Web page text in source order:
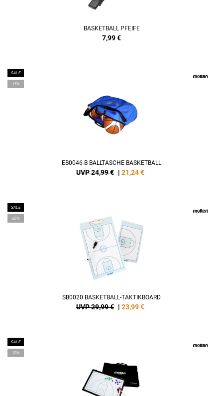
BASKETBALL PFEIFE
7,99€
SALE
-15%
EB0046-B BALLTASCHE BASKETBALL
UVP 24,99 € | 21,24€
SALE
-20%
SB0020 BASKETBALL-TAKTIKBOARD
UVP 29,99 € | 23,99€
SALE
-20%